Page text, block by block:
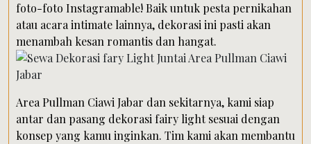
foto-foto Instagramable! Baik untuk pesta pernikahan
atau acara intimate lainnya, dekorasi ini pasti akan
menambah kesan romantis dan hangat.
Area Pullman Ciawi Jabar dan sekitarnya, kami siap
antar dan pasang dekorasi fairy light sesuai dengan
konsep yang kamu inginkan. Tim kami akan membantu